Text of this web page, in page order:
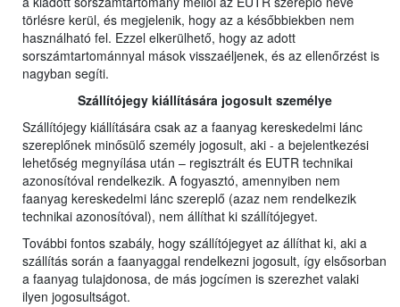
törlésre kerül, és megjelenik, hogy az a későbbiekben nem
használható fel. Ezzel elkerülhető, hogy az adott
sorszámtartománnyal mások visszaéljenek, és az ellenőrzést is
nagyban segíti.
Szállítójegy kiállítására jogosult személye
Szállítójegy kiállítására csak az a faanyag kereskedelmi lánc
szereplőnek minősülő személy jogosult, aki - a bejelentkezési
lehetőség megnyílása után – regisztrált és EUTR technikai
azonosítóval rendelkezik. A fogyasztó, amennyiben nem
faanyag kereskedelmi lánc szereplő (azaz nem rendelkezik
technikai azonosítóval), nem állíthat ki szállítójegyet.
További fontos szabály, hogy szállítójegyet az állíthat ki, aki a
szállítás során a faanyaggal rendelkezni jogosult, így elsősorban
a faanyag tulajdonosa, de más jogcímen is szerezhet valaki
ilyen jogosultságot.